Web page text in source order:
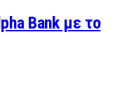
Bank με το